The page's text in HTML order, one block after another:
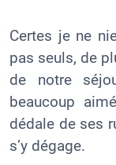
Certes je ne
pas seuls, de
de notre
beaucoup
dédale de ses
s’y dégage.